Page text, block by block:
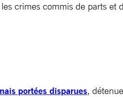
crimes commis de parts et
portées disparues,